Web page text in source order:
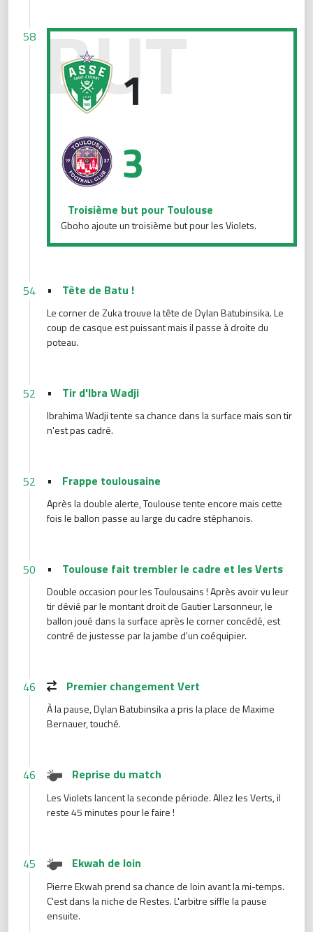
58 Troisième but pour Toulouse
1
3
Troisième but pour Toulouse
Gboho ajoute un troisième but pour les Violets.
54 • Tête de Batu !
Le corner de Zuka trouve la tête de Dylan Batubinsika. Le
coup de casque est puissant mais il passe à droite du
poteau.
52 • Tir d'Ibra Wadji
Ibrahima Wadji tente sa chance dans la surface mais son tir
n'est pas cadré.
52 • Frappe toulousaine
Après la double alerte, Toulouse tente encore mais cette
fois le ballon passe au large du cadre stéphanois.
50 • Toulouse fait trembler le cadre et les Verts
Double occasion pour les Toulousains ! Après avoir vu leur
tir dévié par le montant droit de Gautier Larsonneur, le
ballon joué dans la surface après le corner concédé, est
contré de justesse par la jambe d'un coéquipier.
46 Premier changement Vert
À la pause, Dylan Batubinsika a pris la place de Maxime
Bernauer, touché.
46 Reprise du match
Les Violets lancent la seconde période. Allez les Verts, il
reste 45 minutes pour le faire !
45 Ekwah de loin
Pierre Ekwah prend sa chance de loin avant la mi-temps.
C'est dans la niche de Restes. L'arbitre siffle la pause
ensuite.